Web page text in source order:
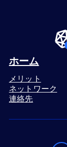
ホーム
メリット
ネットワーク
連絡先